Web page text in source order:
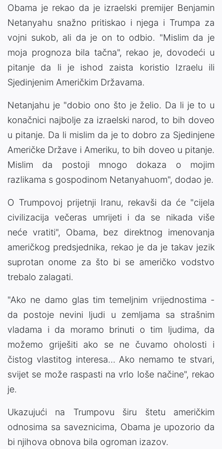
Obama je rekao da je izraelski premijer Benjamin
Netanyahu snažno pritiskao i njega i Trumpa za
vojni sukob, ali da je on to odbio. "Mislim da je
moja prognoza bila tačna", rekao je, dovodeći u
pitanje da li je ishod zaista koristio Izraelu ili
Sjedinjenim Američkim Državama.
Netanjahu je "dobio ono što je želio. Da li je to u
konačnici najbolje za izraelski narod, to bih doveo
u pitanje. Da li mislim da je to dobro za Sjedinjene
Američke Države i Ameriku, to bih doveo u pitanje.
Mislim da postoji mnogo dokaza o mojim
razlikama s gospodinom Netanyahuom", dodao je.
O Trumpovoj prijetnji Iranu, rekavši da će "cijela
civilizacija večeras umrijeti i da se nikada više
neće vratiti", Obama, bez direktnog imenovanja
američkog predsjednika, rekao je da je takav jezik
suprotan onome za što bi se američko vodstvo
trebalo zalagati.
"Ako ne damo glas tim temeljnim vrijednostima -
da postoje nevini ljudi u zemljama sa strašnim
vladama i da moramo brinuti o tim ljudima, da
možemo griješiti ako se ne čuvamo oholosti i
čistog vlastitog interesa... Ako nemamo te stvari,
svijet se može raspasti na vrlo loše načine", rekao
je.
Ukazujući na Trumpovu širu štetu američkim
odnosima sa saveznicima, Obama je upozorio da
bi njihova obnova bila ogroman izazov.